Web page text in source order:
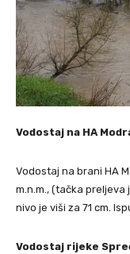
Vodostaj na
Vodostaj na brani HA
m.n.m., (tačka preljeva
nivo je viši za 71 cm.
Vodostaj rijeke